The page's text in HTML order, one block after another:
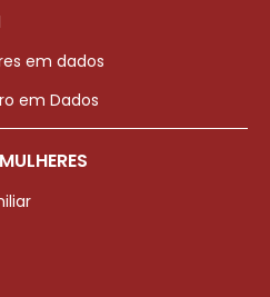
em dados
em Dados